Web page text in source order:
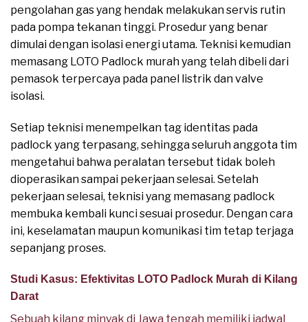
pengolahan gas yang hendak melakukan servis rutin
pada pompa tekanan tinggi. Prosedur yang benar
dimulai dengan isolasi energi utama. Teknisi kemudian
memasang LOTO Padlock murah yang telah dibeli dari
pemasok terpercaya pada panel listrik dan valve
isolasi.
Setiap teknisi menempelkan tag identitas pada
padlock yang terpasang, sehingga seluruh anggota tim
mengetahui bahwa peralatan tersebut tidak boleh
dioperasikan sampai pekerjaan selesai. Setelah
pekerjaan selesai, teknisi yang memasang padlock
membuka kembali kunci sesuai prosedur. Dengan cara
ini, keselamatan maupun komunikasi tim tetap terjaga
sepanjang proses.
Studi Kasus: Efektivitas LOTO Padlock Murah di Kilang
Darat
Sebuah kilang minyak di Jawa tengah memiliki jadwal